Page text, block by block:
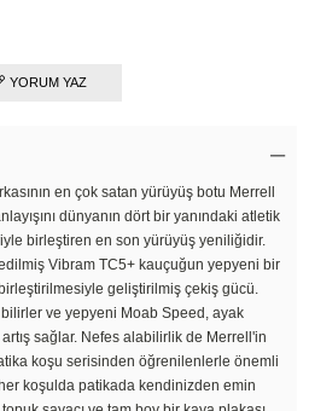
YORUM YAZ
en çok satan yürüyüş botu Merrell
dünyanın dört bir yanındaki atletik
birleştiren en son yürüyüş yeniliğidir.
Vibram TC5+ kauçuğun yepyeni bir
geliştirilmiş çekiş gücü.
ve yepyeni Moab Speed, ayak
sağlar. Nefes alabilirlik de Merrell'in
koşu serisinden öğrenilenlerle önemli
koşulda patikada kendinizden emin